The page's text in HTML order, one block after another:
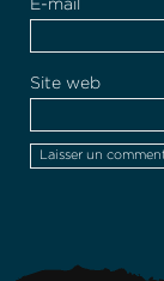
E-mail
Site web